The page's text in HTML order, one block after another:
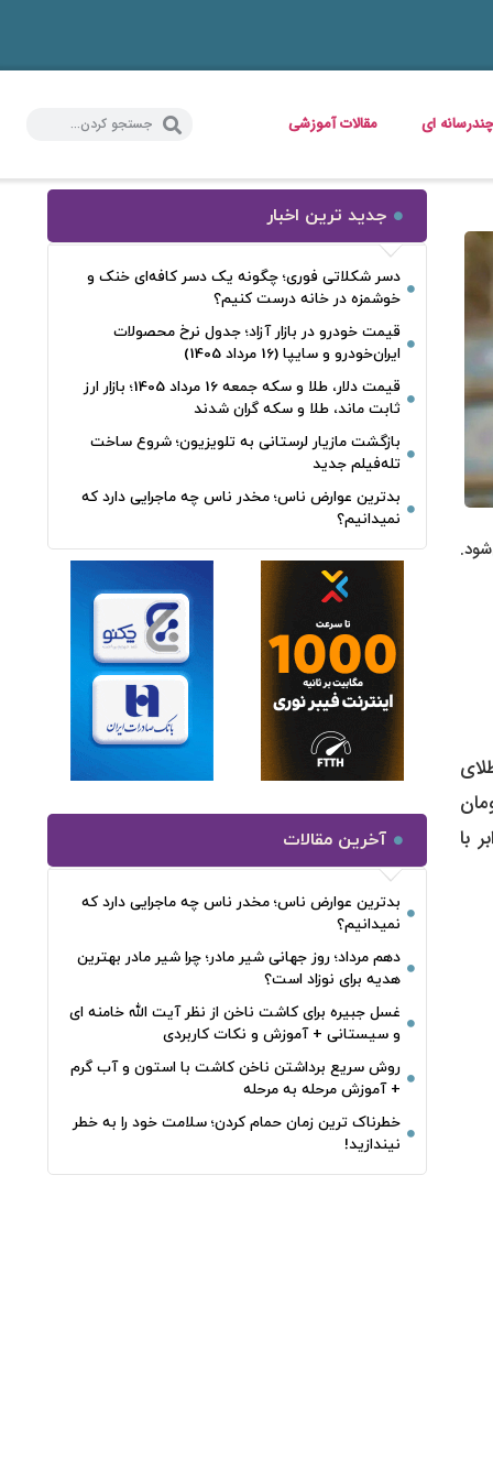
چندرسانه ای مقالات آموزشی
می‌شود.
رسید و طلای
دوم در محدوده ۶ میلیون و ۴۱۹ هزار تومان
با
جدید ترین اخبار
دسر شکلاتی فوری؛ چگونه یک دسر کافه‌ای خنک و
خوشمزه در خانه درست کنیم؟
قیمت خودرو در بازار آزاد؛ جدول نرخ محصولات
ایران‌خودرو و سایپا (16 مرداد 1405)
قیمت دلار، طلا و سکه جمعه 16 مرداد 1405؛ بازار ارز
ثابت ماند، طلا و سکه گران شدند
بازگشت مازیار لرستانی به تلویزیون؛ شروع ساخت
تله‌فیلم جدید
بدترین عوارض ناس؛ مخدر ناس چه ماجرایی دارد که
نمیدانیم؟
آخرین مقالات
بدترین عوارض ناس؛ مخدر ناس چه ماجرایی دارد که
نمیدانیم؟
دهم مرداد؛ روز جهانی شیر مادر؛ چرا شیر مادر بهترین
هدیه برای نوزاد است؟
غسل جبیره برای کاشت ناخن از نظر آیت الله خامنه ای
و سیستانی + آموزش و نکات کاربردی
روش سریع برداشتن ناخن کاشت با استون و آب گرم
+ آموزش مرحله به مرحله
خطرناک‌ ترین زمان‌ حمام کردن؛ سلامت خود را به خطر
نیندازید!